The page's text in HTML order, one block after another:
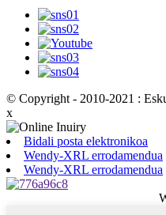
© Copyright - 2010-2021 :
x
Bidali posta elektronikoa
Wendy-XRL errodamendua
Wendy-XRL errodamendua